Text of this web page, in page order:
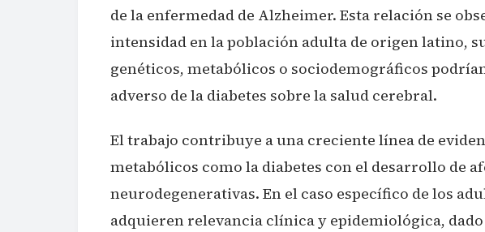
de la enfermedad de Alzheimer. Esta relación se
intensidad en la población adulta de origen latino,
genéticos, metabólicos o sociodemográficos
adverso de la diabetes sobre la salud cerebral.
El trabajo contribuye a una creciente línea de
metabólicos como la diabetes con el desarrollo de
neurodegenerativas. En el caso específico de los
adquieren relevancia clínica y epidemiológica,